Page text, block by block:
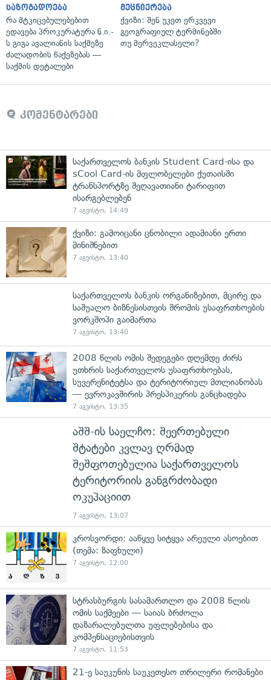
საზოგადოება
რა მტკიცებულებებით
ედავება პროკურატურა ნ.ი.-
ს გიგა ავალიანის საქმეზე
ძალადობის წაქეზებას —
საქმის დეტალები
მეცნიერება
ქვიზი: შენ უკეთ ერკვევი
გეოგრაფიულ ტერმინებში
თუ მერვეკლასელი?
კომენტარები
საქართველოს ბანკის Student Card-ისა და
sCool Card-ის მფლობელები ქუთაისში
ტრანსპორტზე შეღავათიანი ტარიფით
ისარგებლებენ
7 აგვისტო, 14:49
ქვიზი: გამოიცანი ცნობილი ადამიანი ერთი
მინიშნებით
7 აგვისტო, 13:40
საქართველოს ბანკის ორგანიზებით, მცირე და
საშუალო ბიზნესისთვის შრომის უსაფრთხოების
ვორკშოპი გაიმართა
7 აგვისტო, 13:40
2008 წლის ომის შედეგები დღემდე ძირს
უთხრის საქართველოს უსაფრთხოებას,
სუვერენიტეტსა და ტერიტორიულ მთლიანობას
— ევროკავშირის პრესპიკერის განცხადება
7 აგვისტო, 13:35
აშშ-ის საელჩო: შეერთებული
შტატები კვლავ ღრმად
შეშფოთებულია საქართველოს
ტერიტორიის განგრძობადი
ოკუპაციით
7 აგვისტო, 13:07
კროსვორდი: ააწყვე სიტყვა არეული ასოებით
(თემა: ზაფხული)
7 აგვისტო, 12:00
სტრასბურგის სასამართლო და 2008 წლის
ომის საქმეები — საიას ბრძოლა
დაზარალებულთა უფლებებისა და
კომპენსაციებისთვის
7 აგვისტო, 11:53
21-ე საუკუნის საუკეთესო თრილერი რომანები